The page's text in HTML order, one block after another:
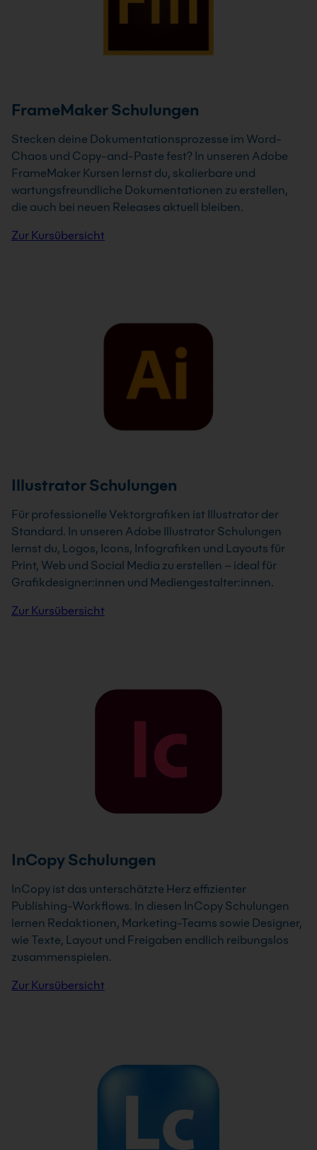
FrameMaker Schulungen
Stecken deine Dokumentationsprozesse im Word-
Chaos und Copy-and-Paste fest? In unseren Adobe
FrameMaker Kursen lernst du, skalierbare und
wartungsfreundliche Dokumentationen zu erstellen,
die auch bei neuen Releases aktuell bleiben.
Zur Kursübersicht
Illustrator Schulungen
Für professionelle Vektorgrafiken ist Illustrator der
Standard. In unseren Adobe Illustrator Schulungen
lernst du, Logos, Icons, Infografiken und Layouts für
Print, Web und Social Media zu erstellen – ideal für
Grafikdesigner:innen und Mediengestalter:innen.
Zur Kursübersicht
InCopy Schulungen
InCopy ist das unterschätzte Herz effizienter
Publishing-Workflows. In diesen InCopy Schulungen
lernen Redaktionen, Marketing-Teams sowie Designer,
wie Texte, Layout und Freigaben endlich reibungslos
zusammenspielen.
Zur Kursübersicht